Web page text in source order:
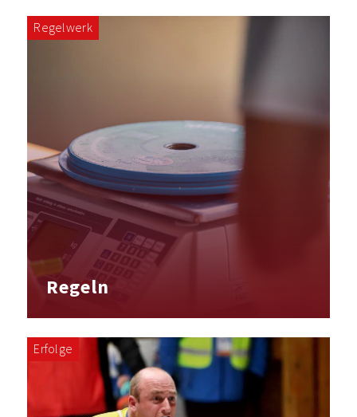
Regelwerk
Regeln
Erfolge